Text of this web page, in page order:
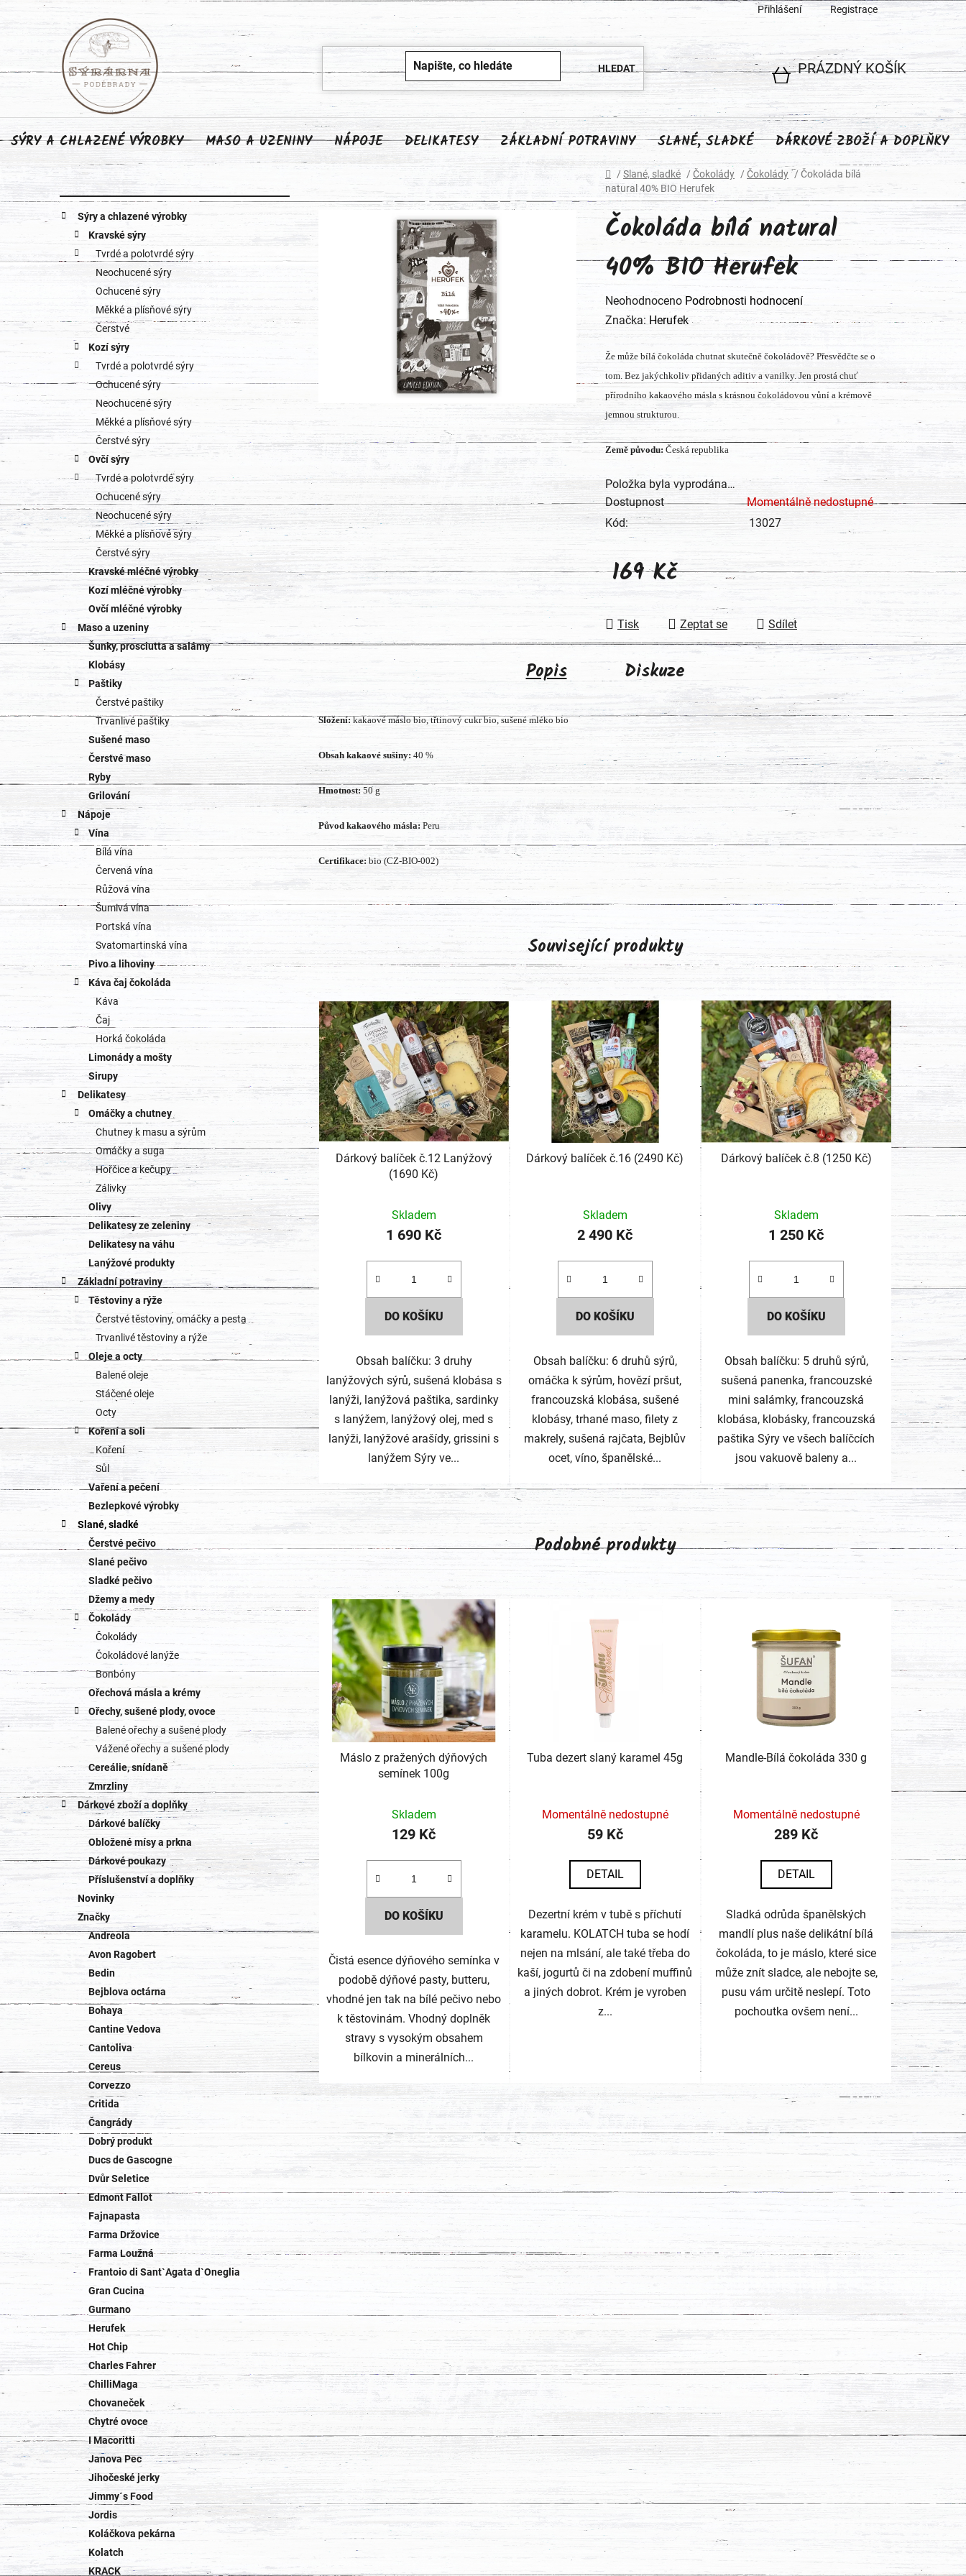
Přihlášení Registrace
NÁKUPNÍ
KOŠÍK
PRÁZDNÝ KOŠÍK
SÝRY A CHLAZENÉ VÝROBKY MASO A UZENINY NÁPOJE DELIKATESY ZÁKLADNÍ POTRAVINY SLANÉ, SLADKÉ DÁRKOVÉ ZBOŽÍ A DOPLŇKY
Domů
/Slané, sladké /Čokolády /Čokolády /Čokoláda bílá
natural 40% BIO Herufek
P
s
r
n
n
e
l
Přeskočit
kategorie
K
t
i
Sýry a chlazené výrobky
Kravské sýry
Tvrdé a polotvrdé sýry
Neochucené sýry
Ochucené sýry
Měkké a plísňové sýry
Čerstvé
Kozí sýry
Tvrdé a polotvrdé sýry
Ochucené sýry
Neochucené sýry
Měkké a plísňové sýry
Čerstvé sýry
Ovčí sýry
Tvrdé a polotvrdé sýry
Ochucené sýry
Neochucené sýry
Měkké a plísňové sýry
Čerstvé sýry
Kravské mléčné výrobky
Kozí mléčné výrobky
Ovčí mléčné výrobky
Maso a uzeniny
Šunky, prosciutta a salámy
Klobásy
Paštiky
Čerstvé paštiky
Trvanlivé paštiky
Sušené maso
Čerstvé maso
Ryby
Grilování
Nápoje
Vína
Bílá vína
Červená vína
Růžová vína
Šumivá vína
Portská vína
Svatomartinská vína
Pivo a lihoviny
Káva čaj čokoláda
Káva
Čaj
Horká čokoláda
Limonády a mošty
Sirupy
Delikatesy
Omáčky a chutney
Chutney k masu a sýrům
Omáčky a suga
Hořčice a kečupy
Zálivky
Olivy
Delikatesy ze zeleniny
Delikatesy na váhu
Lanýžové produkty
Základní potraviny
Těstoviny a rýže
Čerstvé těstoviny, omáčky a pesta
Trvanlivé těstoviny a rýže
Oleje a octy
Balené oleje
Stáčené oleje
Octy
Koření a soli
Koření
Sůl
Vaření a pečení
Bezlepkové výrobky
Slané, sladké
Čerstvé pečivo
Slané pečivo
Sladké pečivo
Džemy a medy
Čokolády
Čokolády
Čokoládové lanýže
Bonbóny
Ořechová másla a krémy
Ořechy, sušené plody, ovoce
Balené ořechy a sušené plody
Vážené ořechy a sušené plody
Cereálie, snídaně
Zmrzliny
Dárkové zboží a doplňky
Dárkové balíčky
Obložené mísy a prkna
Dárkové poukazy
Příslušenství a doplňky
Novinky
Značky
Andreola
Avon Ragobert
Bedin
Bejblova octárna
Bohaya
Cantine Vedova
Cantoliva
Cereus
Corvezzo
Critida
Čangrády
Dobrý produkt
Ducs de Gascogne
Dvůr Seletice
Edmont Fallot
Fajnapasta
Farma Držovice
Farma Loužná
Frantoio di Sant`Agata d`Oneglia
Gran Cucina
Gurmano
Herufek
Hot Chip
Charles Fahrer
ChilliMaga
Chovaneček
Chytré ovoce
I Macoritti
Janova Pec
Jihočeské jerky
Jimmy´s Food
Jordis
Koláčkova pekárna
Kolatch
KRACK
Čokoláda bílá natural
40% BIO Herufek
Průměrné
hodnocení
je
0,0
z
5
Neohodnoceno Podrobnosti hodnocení
Značka: Herufek
Že může bílá čokoláda chutnat skutečně čokoládově? Přesvědčte se o
tom. Bez jakýchkoliv přidaných aditiv a vanilky. Jen prostá chuť
přírodního kakaového másla s krásnou čokoládovou vůní a krémově
jemnou strukturou.
Země původu: Česká republika
Položka byla vyprodána…
Dostupnost
Momentálně nedostupné
Kód:
13027
169 Kč
Tisk
Zeptat se Sdílet
Popis Diskuze
Složení:kakaové máslo bio, třtinový cukr bio, sušené mléko bio
Obsah kakaové sušiny: 40 %
Hmotnost: 50 g
Původ kakaového másla: Peru
Certifikace: bio (CZ-BIO-002)
Související produkty
Dárkový balíček č.12 Lanýžový
(1690 Kč)
Skladem
1 690 Kč
DO KOŠÍKU
Obsah balíčku: 3 druhy
lanýžových sýrů, sušená klobása s
lanýži, lanýžová paštika, sardinky
s lanýžem, lanýžový olej, med s
lanýži, lanýžové arašídy, grissini s
lanýžem Sýry ve...
Dárkový balíček č.16 (2490 Kč)
Skladem
2 490 Kč
DO KOŠÍKU
Obsah balíčku: 6 druhů sýrů,
omáčka k sýrům, hovězí pršut,
francouzská klobása, sušené
klobásy, trhané maso, filety z
makrely, sušená rajčata, Bejblův
ocet, víno, španělské...
Dárkový balíček č.8 (1250 Kč)
Skladem
1 250 Kč
DO KOŠÍKU
Obsah balíčku: 5 druhů sýrů,
sušená panenka, francouzské
mini salámky, francouzská
klobása, klobásky, francouzská
paštika Sýry ve všech balíčcích
jsou vakuově baleny a...
Podobné produkty
Máslo z pražených dýňových
semínek 100g
Skladem
129 Kč
DO KOŠÍKU
Čistá esence dýňového semínka v
podobě dýňové pasty, butteru,
vhodné jen tak na bílé pečivo nebo
k těstovinám. Vhodný doplněk
stravy s vysokým obsahem
bílkovin a minerálních...
Tuba dezert slaný karamel 45g
Momentálně nedostupné
59 Kč
DETAIL
Dezertní krém v tubě s příchutí
karamelu. KOLATCH tuba se hodí
nejen na mlsání, ale také třeba do
kaší, jogurtů či na zdobení muffinů
a jiných dobrot. Krém je vyroben
z...
Mandle-Bílá čokoláda 330 g
Momentálně nedostupné
289 Kč
DETAIL
Sladká odrůda španělských
mandlí plus naše delikátní bílá
čokoláda, to je máslo, které sice
může znít sladce, ale nebojte se,
pusu vám určitě neslepí. Toto
pochoutka ovšem není...